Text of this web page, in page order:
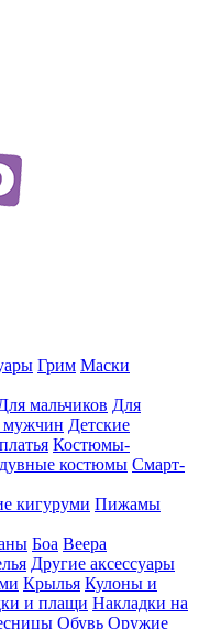
Грим Маски
мальчиков Для
мужчин Детские
Костюмы-
костюмы Смарт-
кигуруми Пижамы
Боа Веера
Другие аксессуары
Крылья Кулоны и
и плащи Накладки на
Обувь Оружие